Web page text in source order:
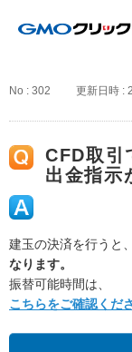
No : 302 更新日時 :
CFD取引
出金指示
建玉の決済を行うと、
なります。
振替可能時間は、
こちらをご確認くだ